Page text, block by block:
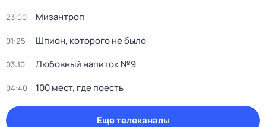
23:00 Мизантроп
01:25 Шпион, которого не было
03:10 Любовный напиток №9
04:40 100 мест, где поесть
Еще телеканалы